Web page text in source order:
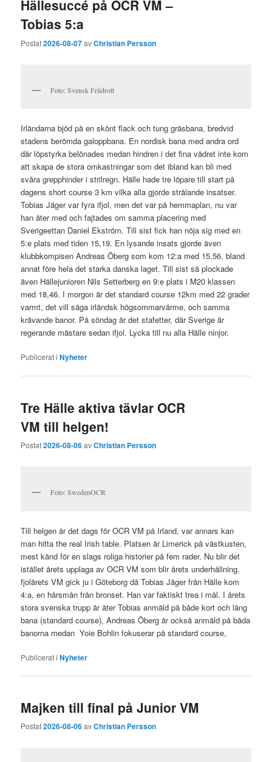
Hällesuccé på OCR VM –
Tobias 5:a
Postat2026-08-07avChristian Persson
Foto: Svensk Friidrott
Irländarna bjöd på en skönt flack och tung gräsbana, bredvid
stadens berömda galoppbana. En nordisk bana med andra ord
där löpstyrka belönades medan hindren i det fina vädret inte kom
att skapa de stora omkastningar som det ibland kan bli med
svåra grepphinder i strilregn. Hälle hade tre löpare till start på
dagens short course 3 km vilka alla gjorde strålande insatser.
Tobias Jäger var fyra ifjol, men det var på hemmaplan, nu var
han åter med och fajtades om samma placering med
Sverigeettan Daniel Ekström. Till sist fick han nöja sig med en
5:e plats med tiden 15,19. En lysande insats gjorde även
klubbkompisen Andreas Öberg som kom 12:a med 15,56, bland
annat före hela det starka danska laget. Till sist så plockade
även Hällejunioren Nils Setterberg en 9:e plats i M20 klassen
med 18,46. I morgon är det standard course 12km med 22 grader
varmt, det vill säga irländsk högsommarvärme, och samma
krävande banor. På söndag är det stafetter, där Sverige är
regerande mästare sedan ifjol. Lycka till nu alla Hälle ninjor.
Publicerat i Nyheter
Tre Hälle aktiva tävlar OCR
VM till helgen!
Postat2026-08-06avChristian Persson
Foto: SwedenOCR
Till helgen är det dags för OCR VM på Irland, var annars kan
man hitta the real Irish table. Platsen är Limerick på västkusten,
mest känd för en slags roliga historier på fem rader. Nu blir det
istället årets upplaga av OCR VM som blir årets underhållning,
fjolårets VM gick ju i Göteborg då Tobias Jäger från Hälle kom
4:a, en hårsmån från bronset. Han var faktiskt trea i mål. I årets
stora svenska trupp är åter Tobias anmäld på både kort och lång
bana (standard course), Andreas Öberg är också anmäld på båda
banorna medan Yoie Bohlin fokuserar på standard course,
Publicerat i Nyheter
Majken till final på Junior VM
Postat2026-08-06avChristian Persson